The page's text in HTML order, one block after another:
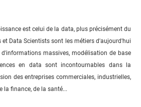
est celui de la data, plus précisément du
et Data Scientists sont les métiers d'aujourd'hui
massives, modélisation de base
en data sont incontournables dans la
des entreprises commerciales, industrielles,
la finance, de la santé...